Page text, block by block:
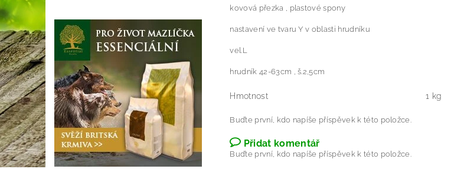
kovová přezka , plastové spony
nastavení ve tvaru Y v oblasti hrudníku
vel.L
hrudník 42-63cm , š.2,5cm
Hmotnost 1 kg
Buďte první, kdo napíše příspěvek k této položce.
Přidat komentář
Buďte první, kdo napíše příspěvek k této položce.